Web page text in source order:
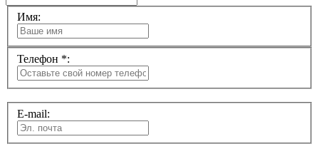
Имя:
Телефон *:
E-mail: